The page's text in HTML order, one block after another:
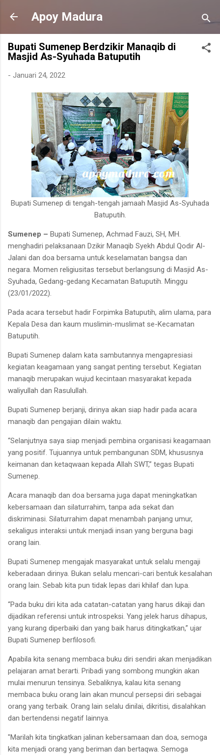
Langsung ke konten utama
Apoy Madura
Bupati Sumenep Berdzikir Manaqib di
Masjid As-Syuhada Batuputih
- Januari 24, 2022
Bupati Sumenep di tengah-tengah jamaah Masjid As-Syuhada
Batuputih.
Sumenep – Bupati Sumenep, Achmad Fauzi, SH, MH.
menghadiri pelaksanaan Dzikir Manaqib Syekh Abdul Qodir Al-
Jalani dan doa bersama untuk keselamatan bangsa dan
negara. Momen religiusitas tersebut berlangsung di Masjid As-
Syuhada, Gedang-gedang Kecamatan Batuputih. Minggu
(23/01/2022).
Pada acara tersebut hadir Forpimka Batuputih, alim ulama, para
Kepala Desa dan kaum muslimin-muslimat se-Kecamatan
Batuputih.
Bupati Sumenep dalam kata sambutannya mengapresiasi
kegiatan keagamaan yang sangat penting tersebut. Kegiatan
manaqib merupakan wujud kecintaan masyarakat kepada
waliyullah dan Rasulullah.
Bupati Sumenep berjanji, dirinya akan siap hadir pada acara
manaqib dan pengajian dilain waktu.
“Selanjutnya saya siap menjadi pembina organisasi keagamaan
yang positif. Tujuannya untuk pembangunan SDM, khususnya
keimanan dan ketaqwaan kepada Allah SWT,” tegas Bupati
Sumenep.
Acara manaqib dan doa bersama juga dapat meningkatkan
kebersamaan dan silaturrahim, tanpa ada sekat dan
diskriminasi. Silaturrahim dapat menambah panjang umur,
sekaligus interaksi untuk menjadi insan yang berguna bagi
orang lain.
Bupati Sumenep mengajak masyarakat untuk selalu mengaji
keberadaan dirinya. Bukan selalu mencari-cari bentuk kesalahan
orang lain. Sebab kita pun tidak lepas dari khilaf dan lupa.
“Pada buku diri kita ada catatan-catatan yang harus dikaji dan
dijadikan referensi untuk introspeksi. Yang jelek harus dihapus,
yang kurang diperbaiki dan yang baik harus ditingkatkan,” ujar
Bupati Sumenep berfilosofi.
Apabila kita senang membaca buku diri sendiri akan menjadikan
pelajaran amat berarti. Pribadi yang sombong mungkin akan
mulai menurun tensinya. Sebaliknya, kalau kita senang
membaca buku orang lain akan muncul persepsi diri sebagai
orang yang terbaik. Orang lain selalu dinilai, dikritisi, disalahkan
dan bertendensi negatif lainnya.
"Marilah kita tingkatkan jalinan kebersamaan dan doa, semoga
kita menjadi orang yang beriman dan bertaqwa. Semoga